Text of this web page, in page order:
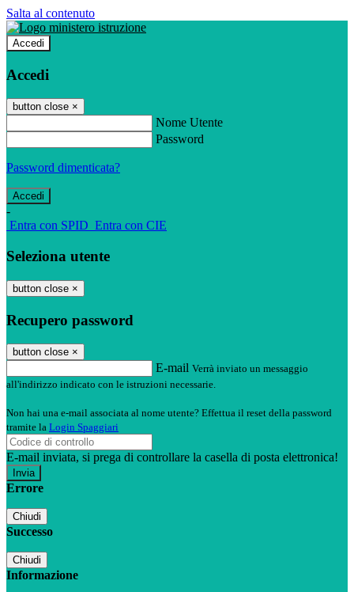
Salta al contenuto
Accedi
Accedi
button close ×
Nome Utente
Password
Password dimenticata?
-
Entra con SPID Entra con CIE
Seleziona utente
button close ×
Recupero password
button close ×
E-mail Verrà inviato un messaggio
all'indirizzo indicato con le istruzioni necessarie.
Non hai una e-mail associata al nome utente? Effettua il reset della password
tramite la Login Spaggiari
E-mail inviata, si prega di controllare la casella di posta elettronica!
Errore
Chiudi
Successo
Chiudi
Informazione